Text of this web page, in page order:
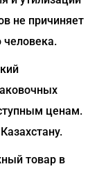
не причиняет
ценам.
товар в